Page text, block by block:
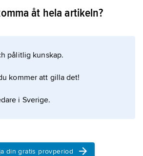
om artikeln
åt hela artikeln?
pålitlig kunskap.
kommer att gilla det!
i Sverige.
din gratis provperiod